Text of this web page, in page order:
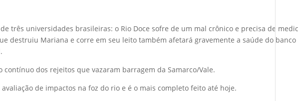
três universidades brasileiras: o Rio Doce sofre de um mal crônico e precisa de
destruiu Mariana e corre em seu leito também afetará gravemente a saúde do
dos rejeitos que vazaram barragem da Samarco/Vale.
de impactos na foz do rio e é o mais completo feito até hoje.